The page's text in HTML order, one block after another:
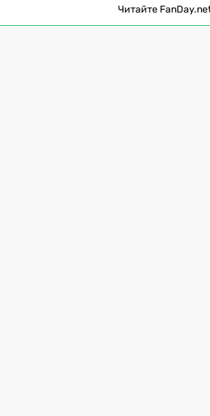
Читайте